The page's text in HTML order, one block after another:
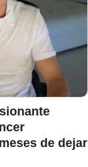
de dejar